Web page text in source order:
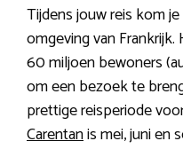
Tijdens jouw reis kom
omgeving van
60 miljoen bewoners
om een bezoek te
prettige reisperiode
Carentanis mei, juni en